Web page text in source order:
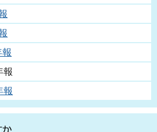
報
報